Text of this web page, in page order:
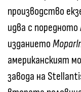
производство
идва с поредното
изданието
американският
завода на